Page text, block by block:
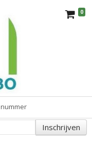
0
de selectie.
Inschrijven